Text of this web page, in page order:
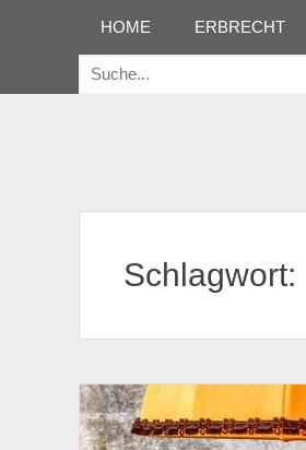
Erstes Menü
Inhalt:
HOME ERBRECHT
Suche
Schlagwort: